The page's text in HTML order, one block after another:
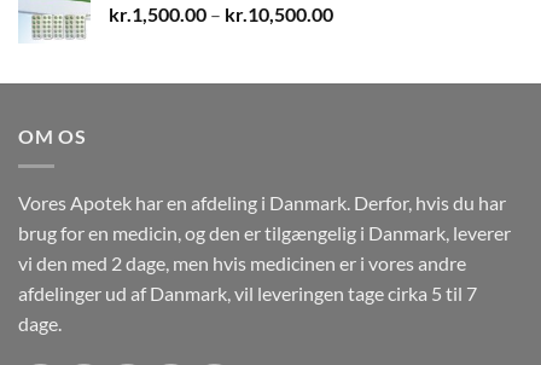
kr.1,500.00 – kr.10,500.00Prisinterval:
kr.10,500.00
OM OS
Vores Apotek har en afdeling i Danmark. Derfor, hvis du har
brug for en medicin, og den er tilgængelig i Danmark, leverer
vi den med 2 dage, men hvis medicinen er i vores andre
afdelinger ud af Danmark, vil leveringen tage cirka 5 til 7
dage.